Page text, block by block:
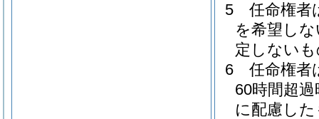
5
任命権者
を希望し
定しない
6
任命権者
60時間超
に配慮し